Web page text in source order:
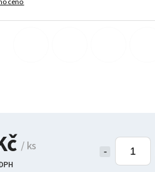
/ ks